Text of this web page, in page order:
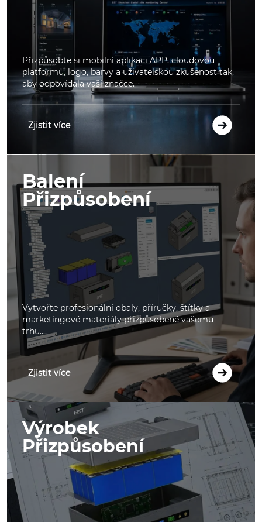
Přizpůsobte si mobilní aplikaci APP, cloudovou
platformu, logo, barvy a uživatelskou zkušenost tak,
aby odpovídala vaší značce.
Zjistit více
Balení
Přizpůsobení
Vytvořte profesionální obaly, příručky, štítky a
marketingové materiály přizpůsobené vašemu
trhu....
Zjistit více
Výrobek
Přizpůsobení